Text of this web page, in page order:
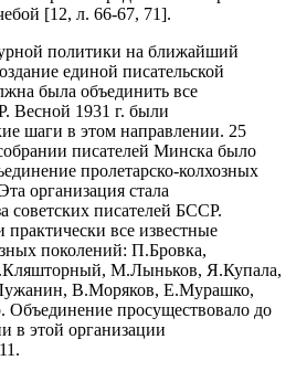
[12, л. 66-67, 71].
политики на ближайший
единой писательской
была объединить все
Весной 1931 г. были
шаги в этом направлении. 25
писателей Минска было
пролетарско-колхозных
организация стала
советских писателей БССР.
все известные
поколений: П.Бровка,
М.Лыньков, Я.Купала,
В.Моряков, Е.Мурашко,
просуществовало до
в этой организации